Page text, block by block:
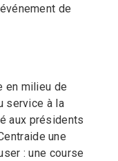
de
en milieu de
service à la
aux présidents
une
: une course